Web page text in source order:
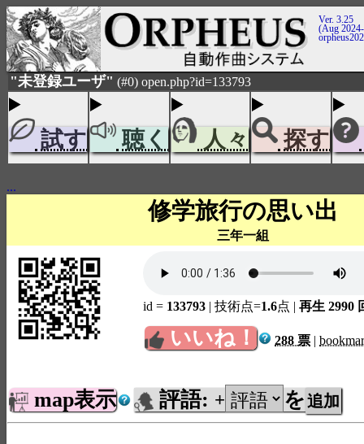
Ver. 3.25
(Aug
"未登録ユーザ" (#0) open.php?id=133793
試す 聴く 人々 探す
...
修学旅行の思い出
三年一組
id = 133793 | 技術点=1.6点 | 再生 2990
いいね！ 288 票 |
map表示 評語: + を